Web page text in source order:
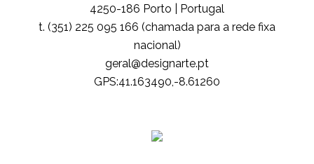
4250-186 Porto | Portugal
t. (351) 225 095 166 (chamada para a rede fixa
nacional)
tp.etrangised@lareg
GPS:41.163490,-8.61260